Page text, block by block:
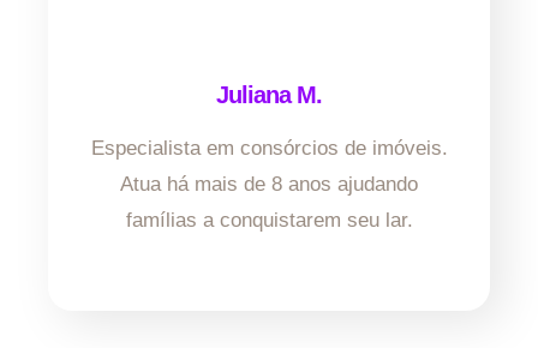
Juliana M.
Especialista em consórcios de imóveis.
Atua há mais de 8 anos ajudando
famílias a conquistarem seu lar.